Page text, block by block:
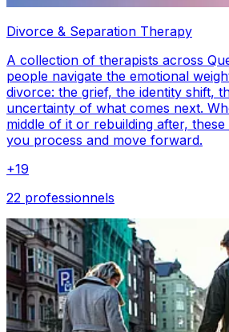
Divorce & Separation Therapy
A collection of therapists across
people navigate the emotional
divorce: the grief, the identity shift,
uncertainty of what comes next.
middle of it or rebuilding after,
you process and move forward.
+19
22 professionnels